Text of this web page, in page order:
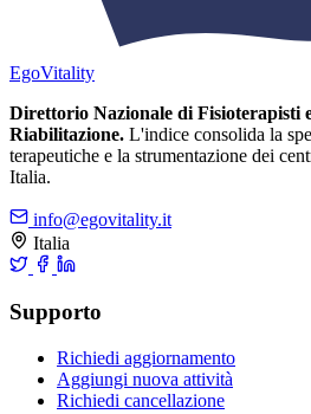
EgoVitality
Direttorio Nazionale di Fisioterapisti
Riabilitazione. L'indice consolida la
terapeutiche e la strumentazione dei
Italia.
info@egovitality.it
Italia
Supporto
Richiedi aggiornamento
Aggiungi nuova attività
Richiedi cancellazione